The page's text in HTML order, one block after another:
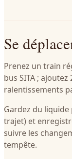
Se
Prenez un train
bus SITA ;
ralentissements
Gardez du liquide
trajet) et
suivre les
tempête.